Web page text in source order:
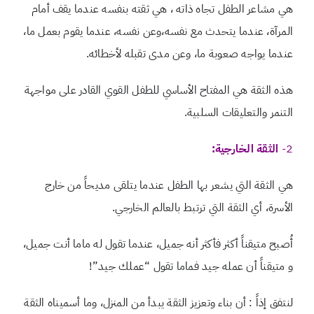
هي مشاعر الطفل تجاه ذاته ، هي ثقته بنفسه عندما يقف أمام
المرآة، عندما يتحدث مع نفسه،وعن نفسه، عندما يقوم بعمل ما،
عندما يواجه صعوبة ما، وعن مدى تقبله لأخطائه.
هذه الثقة هي المفتاح الأساسي للطفل القوي القادر على مواجهة
التنمر والتعليقات السلبية.
2- الثقة الخارجية:
هي الثقة التي يشعر بها الطفل عندما يتلقى مديحاً من خارج
الأسرة، أي الثقة التي ترتبط بالعالم الخارجي.
أُصبح متيقناً أكثر فأكثر أنه جميل، عندما تقول له ماما أنت جميل،
و متيقناً أن عمله جيد فماما تقول “عملك جيد”!
لنتفق إذاً : أن بناء وتعزيز الثقة يبدأ من المنزل، وما أسميناه الثقة